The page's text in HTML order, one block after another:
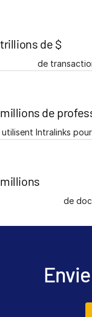
trillions de $
de
millions de
utilisent Intralinks
millions
de